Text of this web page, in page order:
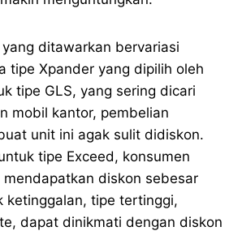
ditawarkan bervariasi
tipe Xpander yang dipilih oleh
tipe GLS, yang sering dicari
mobil kantor, pembelian
unit ini agak sulit didiskon.
tipe Exceed, konsumen
diskon sebesar
ketinggalan, tipe tertinggi,
dapat dinikmati dengan diskon